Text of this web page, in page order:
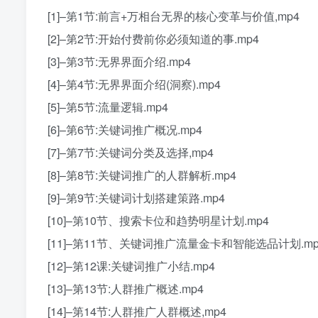
[1]–第1节:前言+万相台无界的核心变革与价值,mp4
[2]–第2节:开始付费前你必须知道的事.mp4
[3]–第3节:无界界面介绍.mp4
[4]–第4节:无界界面介绍(洞察).mp4
[5]–第5节:流量逻辑.mp4
[6]–第6节:关键词推广概况.mp4
[7]–第7节:关键词分类及选择,mp4
[8]–第8节:关键词推广的人群解析.mp4
[9]–第9节:关键词计划搭建策路.mp4
[10]–第10节、搜索卡位和趋势明星计划.mp4
[11]–第11节、关键词推广流量金卡和智能选品计划
[12]–第12课:关键词推广小结.mp4
[13]–第13节:人群推广概述.mp4
[14]–第14节:人群推广人群概述,mp4